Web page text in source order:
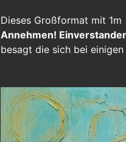
Dieses Großformat mit
Annehmen!
besagt die sich bei